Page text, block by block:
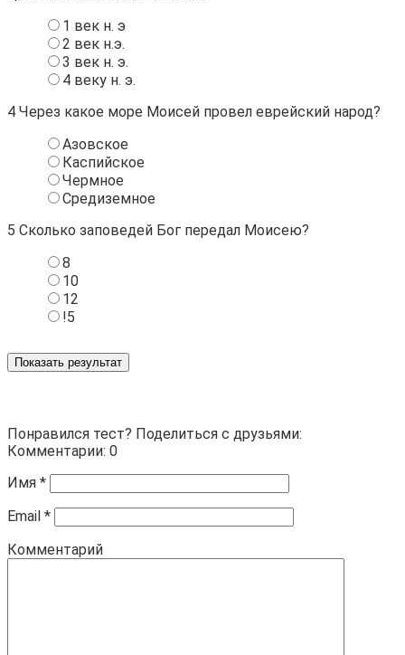
1 век н. э
2 век н.э.
3 век н. э.
4 веку н. э.
4 Через какое море Моисей провел еврейский народ?
Азовское
Каспийское
Чермное
Средиземное
5 Сколько заповедей Бог передал Моисею?
8
10
12
!5
Показать результат
Понравился тест? Поделиться с друзьями:
Комментарии: 0
Имя *
Email *
Комментарий